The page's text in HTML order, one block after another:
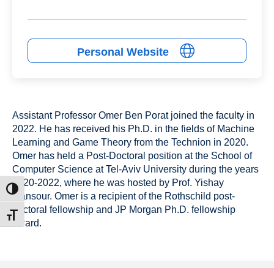
size
Personal Website
Assistant Professor Omer Ben Porat joined the faculty in
2022. He has received his Ph.D. in the fields of Machine
Learning and Game Theory from the Technion in 2020.
Omer has held a Post-Doctoral position at the School of
Computer Science at Tel-Aviv University during the years
2020-2022, where he was hosted by Prof. Yishay
Mansour. Omer is a recipient of the Rothschild post-
doctoral fellowship and JP Morgan Ph.D. fellowship
award.